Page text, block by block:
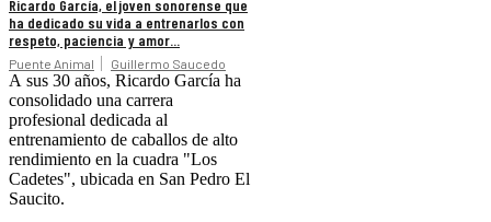
Ricardo García, el joven sonorense que
ha dedicado su vida a entrenarlos con
respeto, paciencia y amor...
Puente Animal Guillermo Saucedo
A sus 30 años, Ricardo García ha
consolidado una carrera
profesional dedicada al
entrenamiento de caballos de alto
rendimiento en la cuadra "Los
Cadetes", ubicada en San Pedro El
Saucito.